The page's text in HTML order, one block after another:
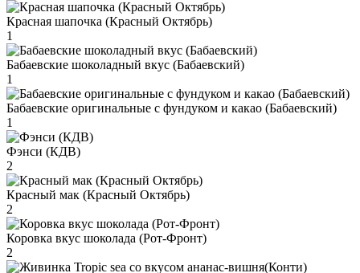
Красная шапочка (Красный Октябрь)
1
Бабаевские шоколадный вкус (Бабаевский)
1
Бабаевские оригинальные с фундуком и какао (Бабаевский)
1
Фэнси (КДВ)
2
Красный мак (Красный Октябрь)
2
Коровка вкус шоколада (Рот-Фронт)
2